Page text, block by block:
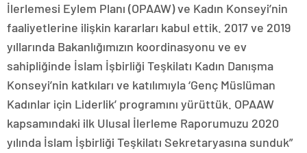
İlerlemesi Eylem Planı (OPAAW) ve Kadın Konseyi’nin
faaliyetlerine ilişkin kararları kabul ettik. 2017 ve 2019
yıllarında Bakanlığımızın koordinasyonu ve ev
sahipliğinde İslam İşbirliği Teşkilatı Kadın Danışma
Konseyi’nin katkıları ve katılımıyla ‘Genç Müslüman
Kadınlar için Liderlik’ programını yürüttük. OPAAW
kapsamındaki ilk Ulusal İlerleme Raporumuzu 2020
yılında İslam İşbirliği Teşkilatı Sekretaryasına sunduk”